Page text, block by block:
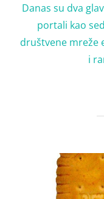
Danas su dva
portali kao
društvene mreže
i